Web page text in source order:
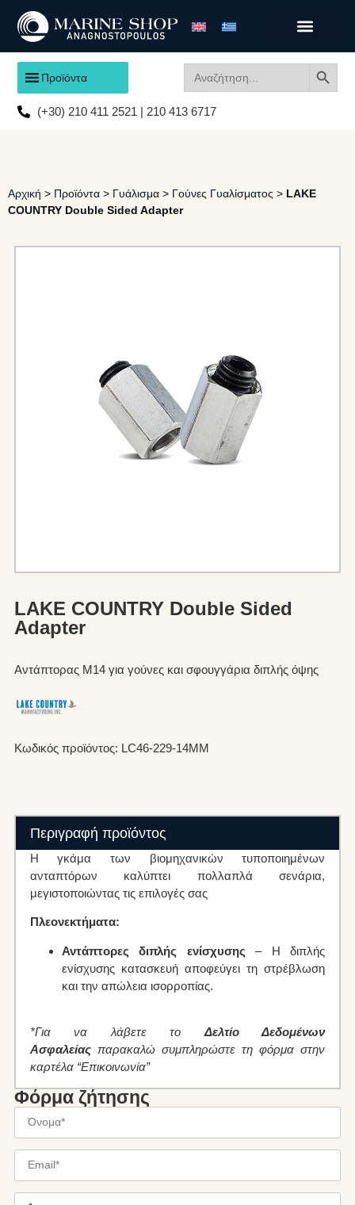
Προϊόντα
for:
(+30) 210 411 2521 | 210 413 6717
Αρχική > Προϊόντα > Γυάλισμα > Γούνες Γυαλίσματος > LAKE
COUNTRY Double Sided Adapter
LAKE COUNTRY Double Sided
Adapter
Αντάπτορας Μ14 για γούνες και σφουγγάρια διπλής όψης
Κωδικός προϊόντος: LC46-229-14MM
Περιγραφή προϊόντος
Η γκάμα των βιομηχανικών τυποποιημένων
ανταπτόρων καλύπτει πολλαπλά σενάρια,
μεγιστοποιώντας τις επιλογές σας
Πλεονεκτήματα:
Αντάπτορες διπλής ενίσχυσης – Η διπλής
ενίσχυσης κατασκευή αποφεύγει τη στρέβλωση
και την απώλεια ισορροπίας.
*Για να λάβετε τοΔελτίο Δεδομένων
Ασφαλείαςπαρακαλώ συμπληρώστε τη φόρμα στην
καρτέλα “Επικοινωνία”
Φόρμα ζήτησης